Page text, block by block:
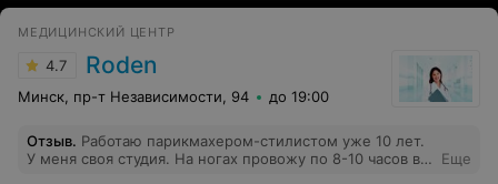
МЕДИЦИНСКИЙ ЦЕНТР
4.7 Roden
Минск, пр-т Независимости, 94 до 19:00
Отзыв. Работаю парикмахером-стилистом уже 10 лет.
У меня своя студия. На ногах провожу по 8-10 часов в
Еще